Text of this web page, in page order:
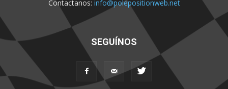
Contactanos: info@polepositionweb.net
SEGUÍNOS